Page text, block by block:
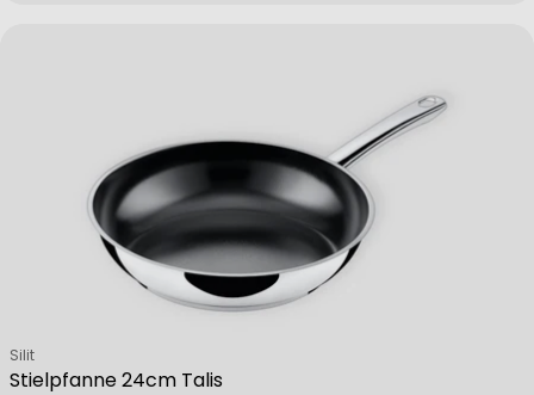
Stielpfanne 24cm Talis
Verkäufer:
Silit